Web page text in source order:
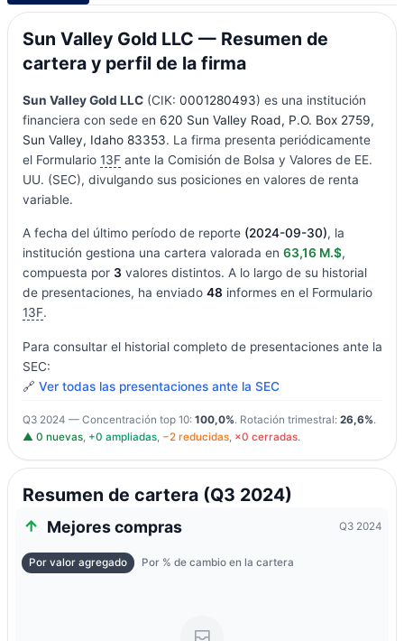
Sun Valley Gold LLC — Resumen de
cartera y perfil de la firma
Sun Valley Gold LLC(CIK: 0001280493) es una institución
financiera con sede en 620 Sun Valley Road, P.O. Box 2759,
Sun Valley, Idaho 83353. La firma presenta periódicamente
el Formulario 13Fante la Comisión de Bolsa y Valores de EE.
UU. (SEC), divulgando sus posiciones en valores de renta
variable.
A fecha del último período de reporte (2024-09-30), la
institución gestiona una cartera valorada en 63,16 M.$,
compuesta por 3 valores distintos. A lo largo de su historial
de presentaciones, ha enviado 48 informes en el Formulario
13F.
Para consultar el historial completo de presentaciones ante la
SEC:
🔗 Ver todas las presentaciones ante la SEC
Q3 2024 — Concentración top 10: 100,0%. Rotación trimestral: 26,6%.
▲ 0 nuevas, +0 ampliadas, −2 reducidas, ×0 cerradas.
Resumen de cartera (Q3 2024)
Mejores compras Q3 2024
Por valor agregado Por % de cambio en la cartera